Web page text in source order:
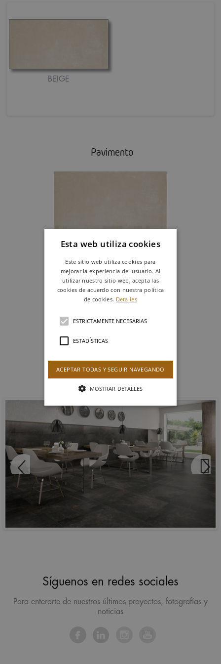
BEIGE
Pavimento
BEIGE
60 X 60 cm
Productos similares
COVENT
Síguenos en redes sociales
Para enterarte de nuestros últimos proyectos, fotografías y
noticias
Esta web utiliza cookies
Este sitio web utiliza cookies para
mejorar la experiencia del usuario. Al
utilizar nuestro sitio web, acepta las
cookies de acuerdo con nuestra política
de cookies. Detalles
ESTRICTAMENTE NECESARIAS
ESTADÍSTICAS
ACEPTAR TODAS Y SEGUIR NAVEGANDO
MOSTRAR DETALLES